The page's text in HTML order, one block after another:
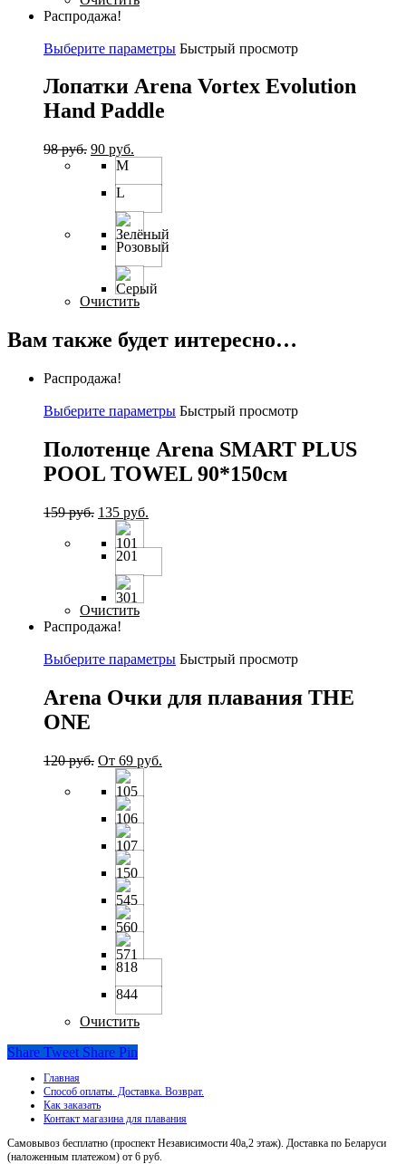
Распродажа!
Выберите параметры Быстрый просмотр
Лопатки Arena Vortex Evolution
Hand Paddle
98руб. 90 руб.
M
L
Розовый
Очистить
Вам также будет интересно…
Распродажа!
Выберите параметры Быстрый просмотр
Полотенце Arena SMART PLUS
POOL TOWEL 90*150см
159руб. 135 руб.
201
Очистить
Распродажа!
Выберите параметры Быстрый просмотр
Arena Очки для плавания THE
ONE
120руб. От 69 руб.
818
844
Очистить
Share Tweet Share Pin
Главная
Способ оплаты. Доставка. Возврат.
Как заказать
Контакт магазина для плавания
Самовывоз бесплатно (проспект Независимости 40а,2 этаж). Доставка по Беларуси
(наложенным платежом) от 6 руб.